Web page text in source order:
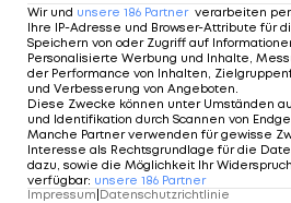
Wer ist die Slalom-Queen?
3er-Gondel
Mehr zum Thema
Wir und unsere 186 Partner verarbeiten
Ihre IP-Adresse und Browser-Attribute für
Speichern von oder Zugriff auf
Personalisierte Werbung und Inhalte,
der Performance von Inhalten,
und Verbesserung von Angeboten
Diese Zwecke können unter Umständen
und Identifikation durch Scannen von
Manche Partner verwenden für gewisse
Interesse als Rechtsgrundlage für die
dazu, sowie die Möglichkeit Ihr
verfügbar: unsere 186 Partner
Impressum|Datenschutzrichtlinie